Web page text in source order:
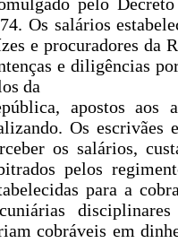
Os salários
e procuradores da
e diligências
da
apostos aos
Os
os salários,
pelos
para a
cobráveis em